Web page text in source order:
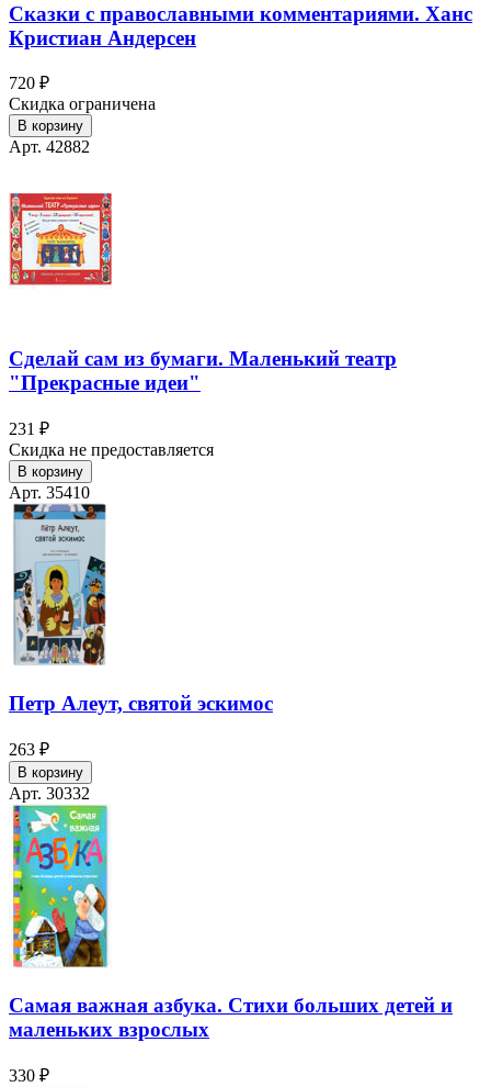
Сказки с православными комментариями. Ханс
Кристиан Андерсен
720 ₽
Скидка ограничена
В корзину
Арт. 42882
Сделай сам из бумаги. Маленький театр
"Прекрасные идеи"
231 ₽
Скидка не предоставляется
В корзину
Арт. 35410
Петр Алеут, святой эскимос
263 ₽
В корзину
Арт. 30332
Самая важная азбука. Стихи больших детей и
маленьких взрослых
330 ₽